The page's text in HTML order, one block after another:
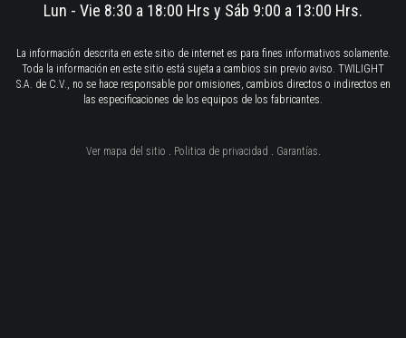
Lun - Vie 8:30 a 18:00 Hrs y Sáb 9:00 a 13:00 Hrs.
La información descrita en este sitio de internet es para fines informativos solamente.
Toda la información en este sitio está sujeta a cambios sin previo aviso. TWILIGHT
S.A. de C.V., no se hace responsable por omisiones, cambios directos o indirectos en
las especificaciones de los equipos de los fabricantes.
Ver mapa del sitio . Politica de privacidad . Garantías.